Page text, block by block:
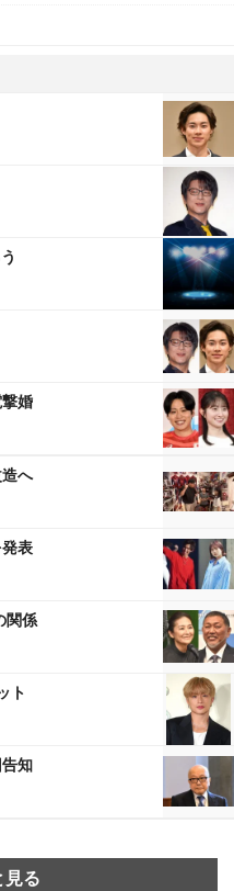
婚
へ
表
関係
ト
知
見る